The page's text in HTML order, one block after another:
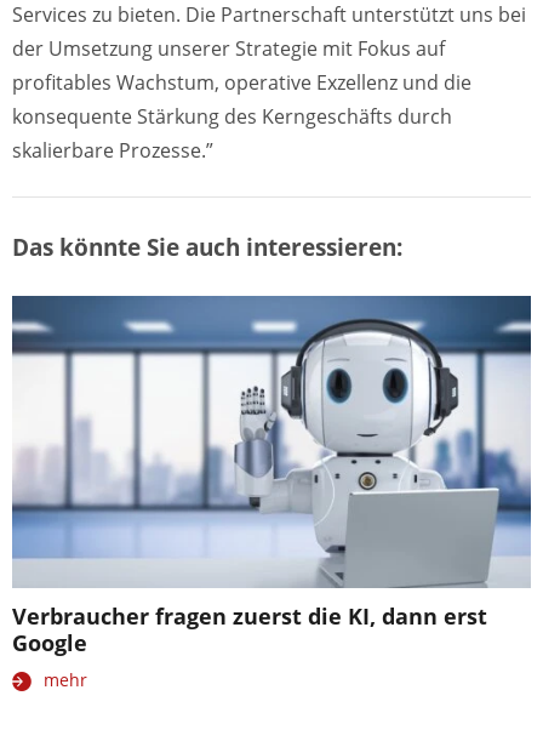
Services zu bieten. Die Partnerschaft unterstützt uns bei
der Umsetzung unserer Strategie mit Fokus auf
profitables Wachstum, operative Exzellenz und die
konsequente Stärkung des Kerngeschäfts durch
skalierbare Prozesse.”
Das könnte Sie auch interessieren:
Verbraucher fragen zuerst die KI, dann erst
Google
mehr